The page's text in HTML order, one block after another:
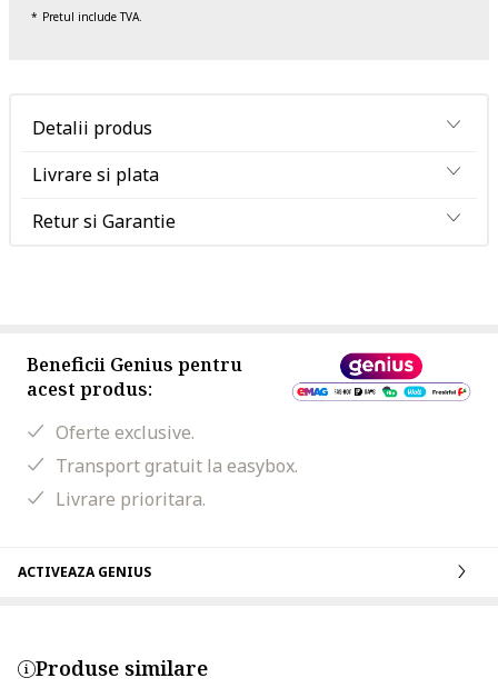
Pretul include TVA.
Detalii produs
Livrare si plata
Retur si Garantie
Beneficii Genius pentru
acest produs:
Oferte exclusive.
Transport gratuit la easybox.
Livrare prioritara.
ACTIVEAZA GENIUS
Produse similare